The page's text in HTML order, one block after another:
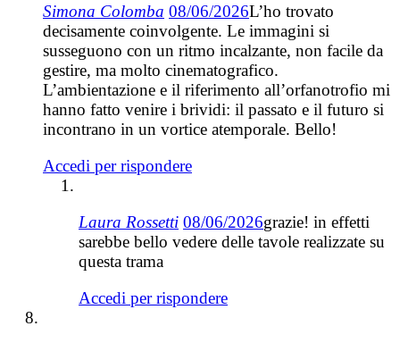
Simona Colomba 08/06/2026L’ho trovato
decisamente coinvolgente. Le immagini si
susseguono con un ritmo incalzante, non facile da
gestire, ma molto cinematografico.
L’ambientazione e il riferimento all’orfanotrofio mi
hanno fatto venire i brividi: il passato e il futuro si
incontrano in un vortice atemporale. Bello!
Accedi per rispondere
Laura Rossetti 08/06/2026grazie! in effetti
sarebbe bello vedere delle tavole realizzate su
questa trama
Accedi per rispondere